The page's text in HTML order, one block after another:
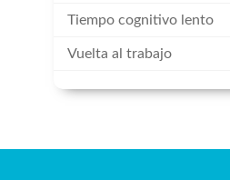
Tiempo cognitivo lento
Vuelta al trabajo